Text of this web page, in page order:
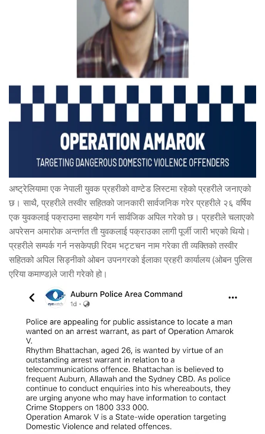
अष्ट्रेलियामा एक नेपाली युवक प्रहरीको वाण्टेड लिस्टमा रहेको प्रहरीले जनाएको
छ। साथै, प्रहरीले तस्वीर सहितको जानकारी सार्वजनिक गरेर प्रहरीले २६ वर्षिय
एक युवकलाई पक्राउमा सहयोग गर्न सार्वजिक अपिल गरेको छ। प्रहरीले चलाएको
अपरेसन अमारोक अन्तर्गत ती युवकलाई पक्राउका लागी पूर्जी जारी भएको थियो।
प्रहरीले सम्पर्क गर्न नसकेपछी रिदम भट्टचन नाम गरेका ती व्यक्तिको तस्वीर
सहितको अपिल सिड्नीको ओबन उपनगरको ईलाका प्रहरी कार्यालय (ओबन पुलिस
एरिया कमाण्ड)ले जारी गरेको हो।